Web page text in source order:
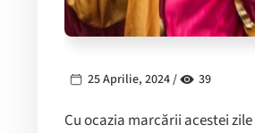
25 Aprilie, 2024 / 39
Cu ocazia marcării acestei zile